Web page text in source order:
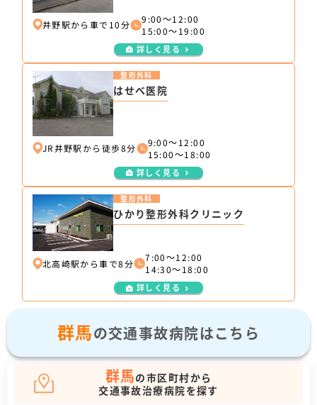
井野駅から車で10分
9:00～12:00
15:00～19:00
詳しく見る
はせべ医院
整形外科
JR井野駅から徒歩8分
9:00～12:00
15:00～18:00
詳しく見る
ひかり整形外科クリニック
整形外科
北高崎駅から車で8分
7:00～12:00
14:30～18:00
詳しく見る
群馬の交通事故病院はこちら
群馬の市区町村から
交通事故治療病院を探す